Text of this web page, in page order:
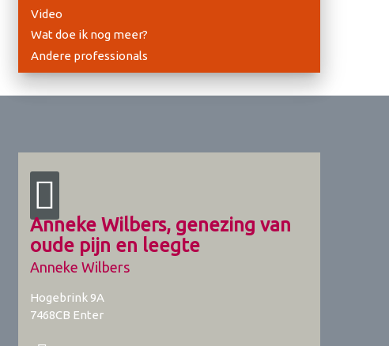
Video
Wat doe ik nog meer?
Andere professionals
Anneke Wilbers, genezing van
oude pijn en leegte
Anneke Wilbers
Hogebrink 9A
7468CB Enter